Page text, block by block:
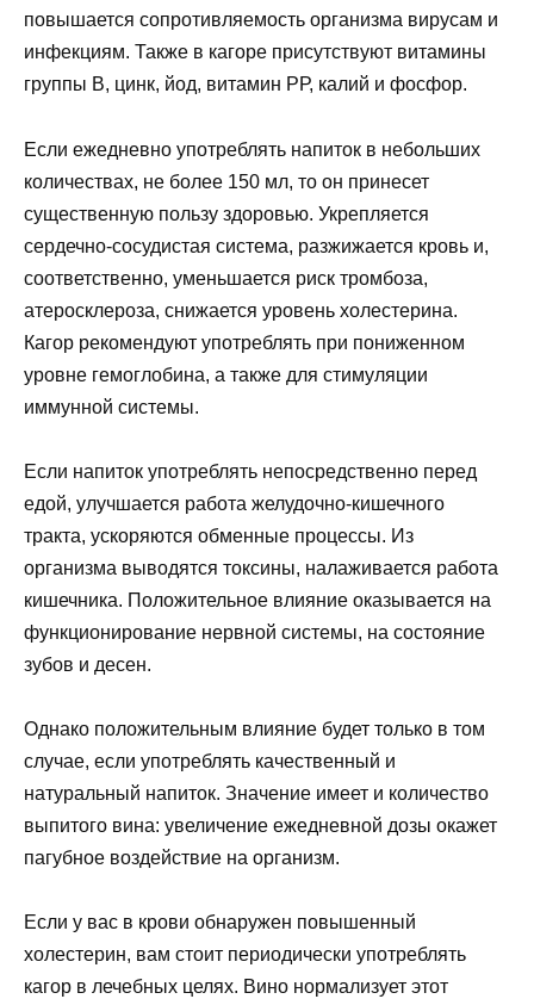
повышается сопротивляемость организма вирусам и
инфекциям. Также в кагоре присутствуют витамины
группы В, цинк, йод, витамин РР, калий и фосфор.
Если ежедневно употреблять напиток в небольших
количествах, не более 150 мл, то он принесет
существенную пользу здоровью. Укрепляется
сердечно-сосудистая система, разжижается кровь и,
соответственно, уменьшается риск тромбоза,
атеросклероза, снижается уровень холестерина.
Кагор рекомендуют употреблять при пониженном
уровне гемоглобина, а также для стимуляции
иммунной системы.
Если напиток употреблять непосредственно перед
едой, улучшается работа желудочно-кишечного
тракта, ускоряются обменные процессы. Из
организма выводятся токсины, налаживается работа
кишечника. Положительное влияние оказывается на
функционирование нервной системы, на состояние
зубов и десен.
Однако положительным влияние будет только в том
случае, если употреблять качественный и
натуральный напиток. Значение имеет и количество
выпитого вина: увеличение ежедневной дозы окажет
пагубное воздействие на организм.
Если у вас в крови обнаружен повышенный
холестерин, вам стоит периодически употреблять
кагор в лечебных целях. Вино нормализует этот